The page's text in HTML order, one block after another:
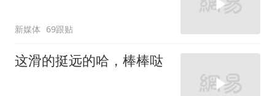
新媒体 69跟贴
这滑的挺远的哈，棒棒哒